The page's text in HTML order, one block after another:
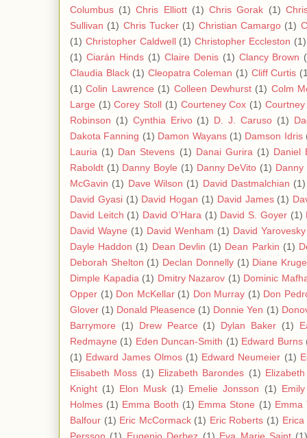
Columbus (1) Chris Elliott (1) Chris Gorak (1)
Sullivan (1) Chris Tucker (1) Christian Camargo (1)
(1) Christopher Caldwell (1) Christopher Eccleston (1)
(1) Ciarán Hinds (1) Claire Denis (1) Clancy Brown
Claudia Black (1) Cleopatra Coleman (1) Cliff Curtis
(1) Colin Lawrence (1) Colleen Dewhurst (1) Colm
Large (1) Corey Stoll (1) Courteney Cox (1)
Robinson (1) Cynthia Erivo (1) D. J. Caruso (1)
Dakota Fanning (1) Damon Wayans (1) Damson Idris
Lauria (1) Dan Stevens (1) Danai Gurira (1) Daniel
Raboldt (1) Danny Boyle (1) Danny DeVito (1) Danny
McGavin (1) Dave Wilson (1) David Dastmalchian (1)
David Gyasi (1) David Hogan (1) David James (1)
David Leitch (1) David O’Hara (1) David S. Goyer (1)
David Wayne (1) David Wenham (1) David Yarovesky
Dayle Haddon (1) Dean Devlin (1) Dean Parkin (1)
Deborah Shelton (1) Declan Donnelly (1) Diane
Dimple Kapadia (1) Dmitry Nazarov (1) Dominic
Opper (1) Don McKellar (1) Don Murray (1) Don
Glover (1) Donald Pleasence (1) Donnie Yen (1)
Barrymore
(1) Drew Pearce (1) Dylan Baker (1)
Redmayne (1) Eden Duncan-Smith (1) Edward Burns
(1) Edward James Olmos (1) Edward Neumeier (1)
Elisabeth Moss (1) Elizabeth Barondes (1)
Knight (1) Elon Musk (1) Emelie Jonsson (1)
Holmes (1) Emma Booth (1) Emma Stone (1) Emma
Balfour (1) Eric McCormack (1) Eric Roberts (1)